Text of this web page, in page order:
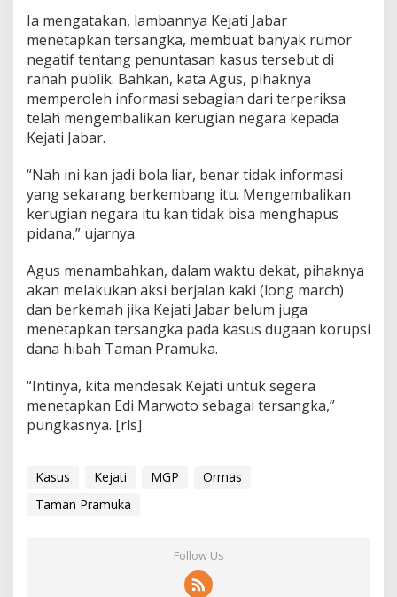
Ia mengatakan, lambannya Kejati Jabar
menetapkan tersangka, membuat banyak rumor
negatif tentang penuntasan kasus tersebut di
ranah publik. Bahkan, kata Agus, pihaknya
memperoleh informasi sebagian dari terperiksa
telah mengembalikan kerugian negara kepada
Kejati Jabar.
“Nah ini kan jadi bola liar, benar tidak informasi
yang sekarang berkembang itu. Mengembalikan
kerugian negara itu kan tidak bisa menghapus
pidana,” ujarnya.
Agus menambahkan, dalam waktu dekat, pihaknya
akan melakukan aksi berjalan kaki (long march)
dan berkemah jika Kejati Jabar belum juga
menetapkan tersangka pada kasus dugaan korupsi
dana hibah Taman Pramuka.
“Intinya, kita mendesak Kejati untuk segera
menetapkan Edi Marwoto sebagai tersangka,”
pungkasnya. [rls]
Kasus Kejati MGP
Ormas
Taman Pramuka
Follow Us